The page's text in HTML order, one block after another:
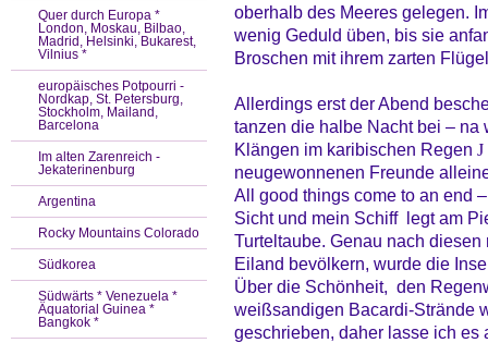
Quer durch Europa *
London, Moskau, Bilbao,
Madrid, Helsinki, Bukarest,
Vilnius *
europäisches Potpourri -
Nordkap, St. Petersburg,
Stockholm, Mailand,
Barcelona
Im alten Zarenreich -
Jekaterinenburg
Argentina
Rocky Mountains Colorado
Südkorea
Südwärts * Venezuela *
Äquatorial Guinea *
Bangkok *
oberhalb des Meeres gelegen.
wenig Geduld üben, bis sie
Broschen mit ihrem zarten
Allerdings erst der Abend
tanzen die halbe Nacht bei –
Klängen im karibischen Regen J
neugewonnenen Freunde
All good things come to an end
Sicht und mein Schiff legt am
Turteltaube. Genau nach
Eiland bevölkern, wurde die
Über die Schönheit, den
weißsandigen Bacardi-Strände
geschrieben, daher lasse ich